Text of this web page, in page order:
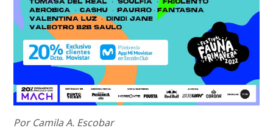
Por Camila A. Escobar